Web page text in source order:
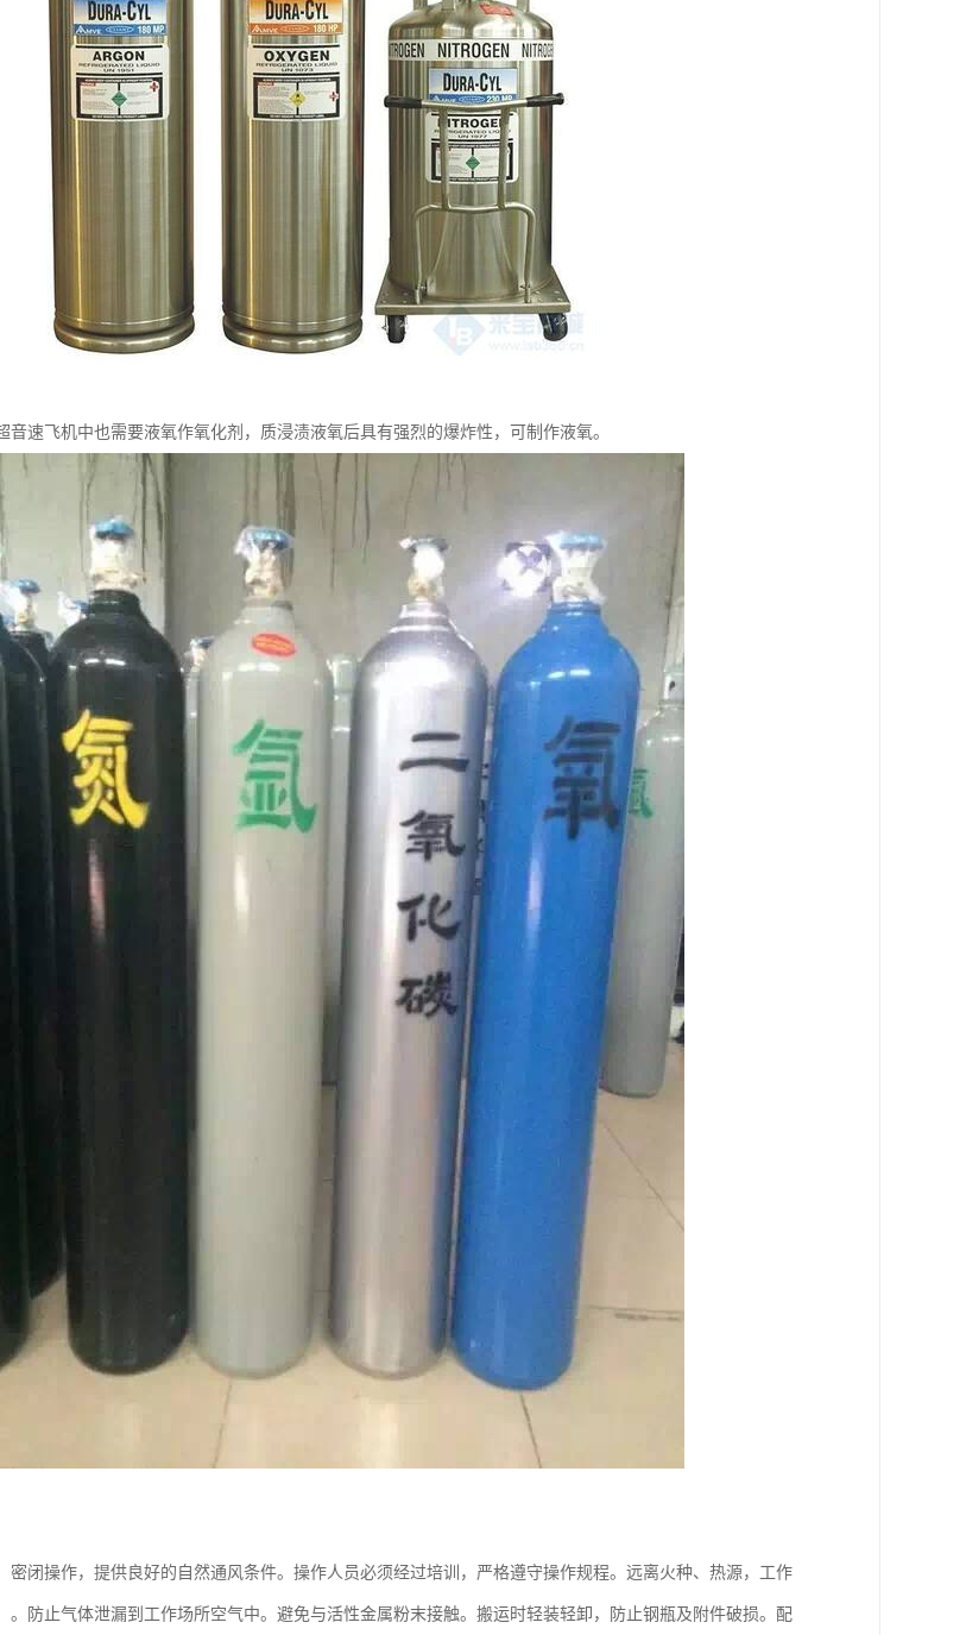
音速飞机中也需要液氧作氧化剂，质浸渍液氧后具有强烈的爆炸性，可制作液氧。
密闭操作，提供良好的自然通风条件。操作人员必须经过培训，严格遵守操作规程。远离火种、热源，工作
。防止气体泄漏到工作场所空气中。避免与活性金属粉末接触。搬运时轻装轻卸，防止钢瓶及附件破损。配